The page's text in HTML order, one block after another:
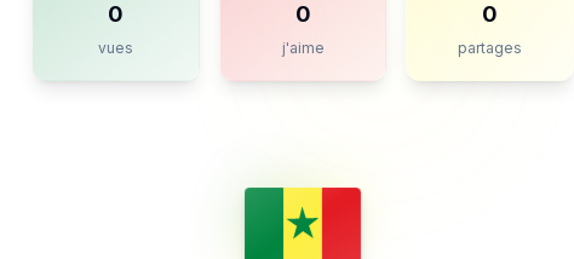
0
vues
0
j'aime
0
partages